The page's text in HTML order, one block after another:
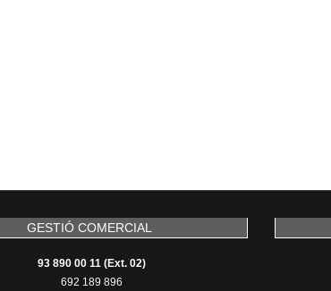
GESTIÓ COMERCIAL
93 890 00 11 (Ext. 02)
692 189 896